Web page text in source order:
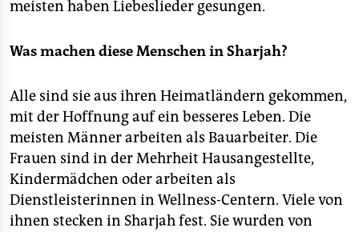
meisten haben Liebeslieder gesungen.
Was machen diese Menschen in Sharjah?
Alle sind sie aus ihren Heimatländern gekommen,
mit der Hoffnung auf ein besseres Leben. Die
meisten Männer arbeiten als Bauarbeiter. Die
Frauen sind in der Mehrheit Hausangestellte,
Kindermädchen oder arbeiten als
Dienstleisterinnen in Wellness-Centern. Viele von
ihnen stecken in Sharjah fest. Sie wurden von